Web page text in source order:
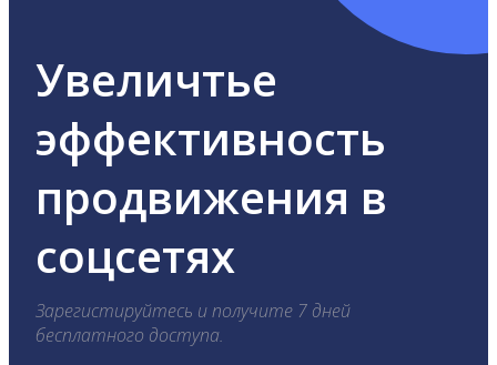
Увеличтье
эффективность
продвижения в
соцсетях
Зарегистируйтесь и получите 7 дней
бесплатного доступа.